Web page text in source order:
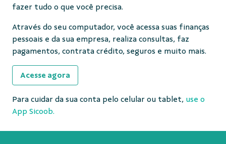
fazer tudo o que você precisa.
Através do seu computador, você acessa suas finanças
pessoais e da sua empresa, realiza consultas, faz
pagamentos, contrata crédito, seguros e muito mais.
Acesse agora
Para cuidar da sua conta pelo celular ou tablet, use o
App Sicoob.